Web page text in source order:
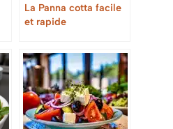
La Panna cotta facile
et rapide